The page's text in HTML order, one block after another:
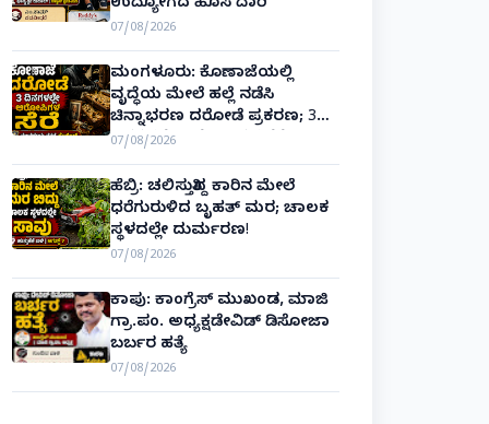
ಉದ್ಯೋಗದ ಹೊಸ ದಾರಿ
07/08/2026
ಮಂಗಳೂರು: ಕೊಣಾಜೆಯಲ್ಲಿ
ವೃದ್ಧೆಯ ಮೇಲೆ ಹಲ್ಲೆ ನಡೆಸಿ
ಚಿನ್ನಾಭರಣ ದರೋಡೆ ಪ್ರಕರಣ; 3
ದಿನಗಳಲ್ಲೇ ಆರೋಪಿಗಳ ಸೆರೆ!
07/08/2026
ಹೆಬ್ರಿ: ಚಲಿಸುತ್ತಿದ್ದ ಕಾರಿನ ಮೇಲೆ
ಧರೆಗುರುಳಿದ ಬೃಹತ್ ಮರ; ಚಾಲಕ
ಸ್ಥಳದಲ್ಲೇ ದುರ್ಮರಣ!
07/08/2026
ಕಾಪು: ಕಾಂಗ್ರೆಸ್ ಮುಖಂಡ, ಮಾಜಿ
ಗ್ರಾ.ಪಂ. ಅಧ್ಯಕ್ಷಡೇವಿಡ್ ಡಿಸೋಜಾ
ಬರ್ಬರ ಹತ್ಯೆ
07/08/2026